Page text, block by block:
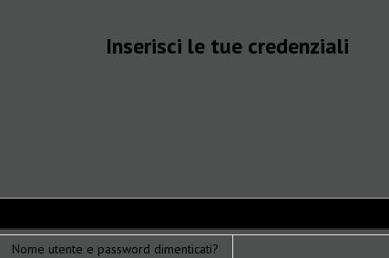
Inserisci le tue credenziali
Nome utente e password dimenticati?